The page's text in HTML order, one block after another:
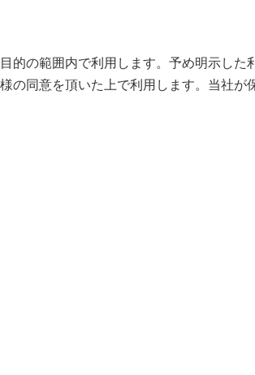
的の範囲内で利用します。予め明示した
の同意を頂いた上で利用します。当社が